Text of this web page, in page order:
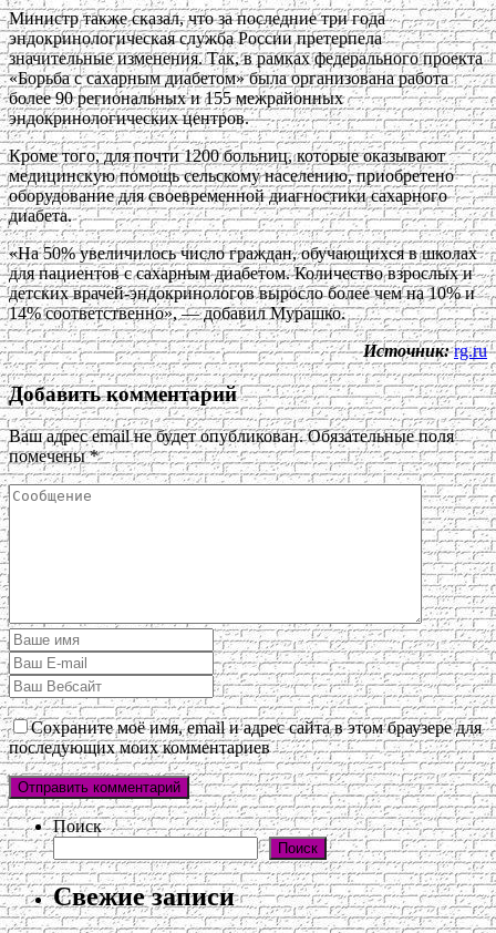
Министр также сказал, что за последние три года
эндокринологическая служба России претерпела
значительные изменения. Так, в рамках федерального проекта
«Борьба с сахарным диабетом» была организована работа
более 90 региональных и 155 межрайонных
эндокринологических центров.
Кроме того, для почти 1200 больниц, которые оказывают
медицинскую помощь сельскому населению, приобретено
оборудование для своевременной диагностики сахарного
диабета.
«На 50% увеличилось число граждан, обучающихся в школах
для пациентов с сахарным диабетом. Количество взрослых и
детских врачей-эндокринологов выросло более чем на 10% и
14% соответственно», — добавил Мурашко.
Источник: rg.ru
Добавить комментарий
Ваш адрес email не будет опубликован. Обязательные поля
помечены*
Сохраните моё имя, email и адрес сайта в этом браузере для
последующих моих комментариев
Поиск
Поиск
Свежие записи